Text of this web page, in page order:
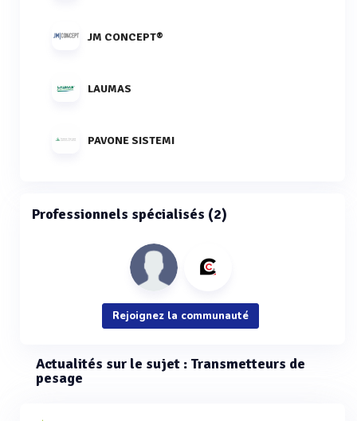
JM CONCEPT®
LAUMAS
PAVONE SISTEMI
Professionnels spécialisés (2)
Rejoignez la communauté
Actualités sur le sujet : Transmetteurs de
pesage